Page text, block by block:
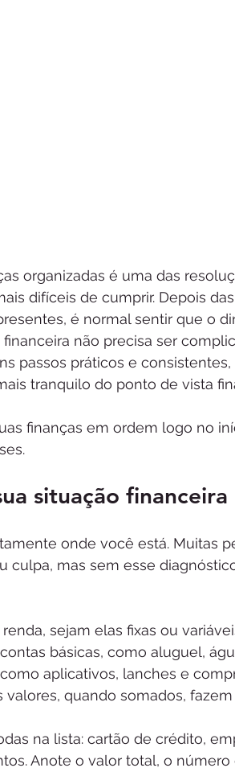
organizadas é uma das
difíceis de cumprir. Depois
é normal sentir que o
não precisa ser
passos práticos e
tranquilo do ponto de vista
finanças em ordem logo no
situação financeira
onde você está. Muitas
culpa, mas sem esse
sejam elas fixas ou
básicas, como aluguel,
aplicativos, lanches e
valores, quando somados,
na lista: cartão de crédito,
Anote o valor total, o número